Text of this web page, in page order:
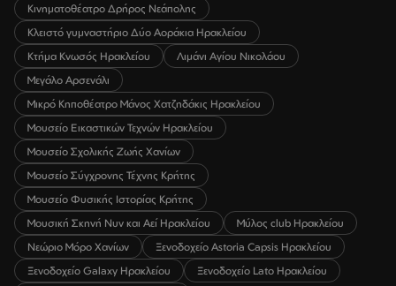
Κινηματοθέατρο Δρήρος Νεάπολης
Κλειστό γυμναστήριο Δύο Αοράκια Ηρακλείου
Κτήμα Κνωσός Ηρακλείου
Λιμάνι Αγίου Νικολάου
Μεγάλο Αρσενάλι
Μικρό Κηποθέατρο Μάνος Χατζηδάκις Ηρακλείου
Μουσείο Εικαστικών Τεχνών Ηρακλείου
Μουσείο Σχολικής Ζωής Χανίων
Μουσείο Σύγχρονης Τέχνης Κρήτης
Μουσείο Φυσικής Ιστορίας Κρήτης
Μουσική Σκηνή Νυν και Αεί Ηρακλείου
Μύλος club Ηρακλείου
Νεώριο Μόρο Χανίων
Ξενοδοχείο Astoria Capsis Ηρακλείου
Ξενοδοχείο Galaxy Ηρακλείου
Ξενοδοχείο Lato Ηρακλείου